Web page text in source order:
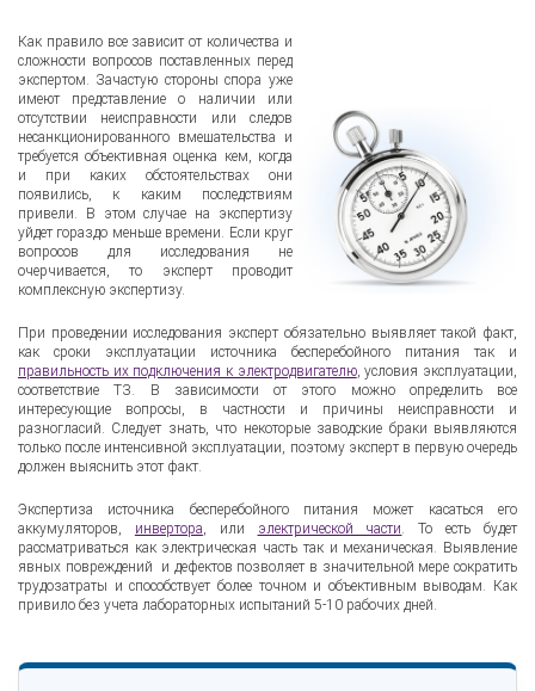
Как правило все зависит от количества и
сложности вопросов поставленных перед
экспертом. Зачастую стороны спора уже
имеют представление о наличии или
отсутствии неисправности или следов
несанкционированного вмешательства и
требуется объективная оценка кем, когда
и при каких обстоятельствах они
появились, к каким последствиям
привели. В этом случае на экспертизу
уйдет гораздо меньше времени. Если круг
вопросов для исследования не
очерчивается, то эксперт проводит
комплексную экспертизу.
При проведении исследования эксперт обязательно выявляет такой факт,
как сроки эксплуатации источника бесперебойного питания так и
правильность их подключения к электродвигателю, условия эксплуатации,
соответствие ТЗ. В зависимости от этого можно определить все
интересующие вопросы, в частности и причины неисправности и
разногласий. Следует знать, что некоторые заводские браки выявляются
только после интенсивной эксплуатации, поэтому эксперт в первую очередь
должен выяснить этот факт.
Экспертиза источника бесперебойного питания может касаться его
аккумуляторов, инвертора, или электрической части. То есть будет
рассматриваться как электрическая часть так и механическая. Выявление
явных повреждений и дефектов позволяет в значительной мере сократить
трудозатраты и способствует более точном и объективным выводам. Как
привило без учета лабораторных испытаний 5-10 рабочих дней.